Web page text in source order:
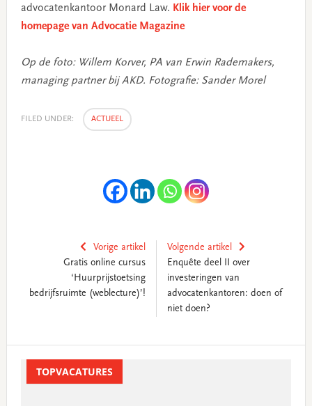
advocatenkantoor Monard Law. Klik hier voor de
homepage van Advocatie Magazine
Op de foto: Willem Korver, PA van Erwin Rademakers,
managing partner bij AKD. Fotografie: Sander Morel
FILED UNDER: ACTUEEL
Vorige artikel
Gratis online cursus
‘Huurprijstoetsing
bedrijfsruimte (weblecture)’!
Volgende artikel
Enquête deel II over
investeringen van
advocatenkantoren: doen of
niet doen?
SidebarTOPVACATURES